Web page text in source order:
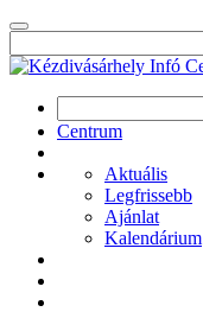
Centrum
Aktuális
Legfrissebb
Ajánlat
Kalendárium